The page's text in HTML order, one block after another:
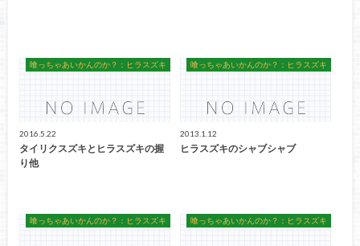
喰っちゃあいかんのか？：ヒラスズキ
2016.5.22
タイリクスズキとヒラスズキの握
り他
喰っちゃあいかんのか？：ヒラスズキ
2013.1.12
ヒラスズキのシャブシャブ
喰っちゃあいかんのか？：ヒラスズキ 喰っちゃあいかんのか？：ヒラスズキ